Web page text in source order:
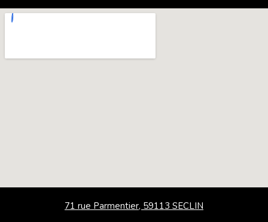
71 rue Parmentier, 59113 SECLIN